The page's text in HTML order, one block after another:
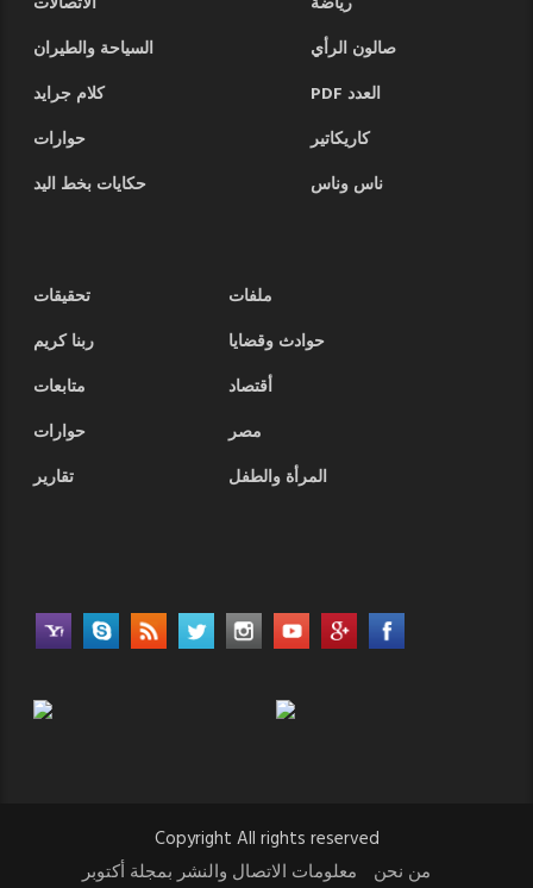
صالون الرأي
السياحة والطيران
العدد PDF
كلام جرايد
كاريكاتير
حوارات
ناس وناس
حكايات بخط اليد
ملفات
تحقيقات
حوادث وقضايا
ربنا كريم
أقتصاد
متابعات
مصر
حوارات
المرأة والطفل
تقارير
Copyright All rights reserved
من نحن
معلومات الاتصال والنشر بمجلة أكتوبر